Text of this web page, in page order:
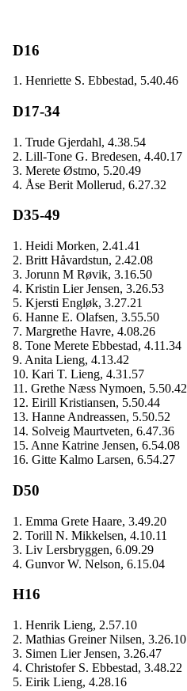
D16
1. Henriette S. Ebbestad, 5.40.46
D17-34
1. Trude Gjerdahl, 4.38.54
2. Lill-Tone G. Bredesen, 4.40.17
3. Merete Østmo, 5.20.49
4. Åse Berit Mollerud, 6.27.32
D35-49
1. Heidi Morken, 2.41.41
2. Britt Håvardstun, 2.42.08
3. Jorunn M Røvik, 3.16.50
4. Kristin Lier Jensen, 3.26.53
5. Kjersti Engløk, 3.27.21
6. Hanne E. Olafsen, 3.55.50
7. Margrethe Havre, 4.08.26
8. Tone Merete Ebbestad, 4.11.34
9. Anita Lieng, 4.13.42
10. Kari T. Lieng, 4.31.57
11. Grethe Næss Nymoen, 5.50.42
12. Eirill Kristiansen, 5.50.44
13. Hanne Andreassen, 5.50.52
14. Solveig Maurtveten, 6.47.36
15. Anne Katrine Jensen, 6.54.08
16. Gitte Kalmo Larsen, 6.54.27
D50
1. Emma Grete Haare, 3.49.20
2. Torill N. Mikkelsen, 4.10.11
3. Liv Lersbryggen, 6.09.29
4. Gunvor W. Nelson, 6.15.04
H16
1. Henrik Lieng, 2.57.10
2. Mathias Greiner Nilsen, 3.26.10
3. Simen Lier Jensen, 3.26.47
4. Christofer S. Ebbestad, 3.48.22
5. Eirik Lieng, 4.28.16